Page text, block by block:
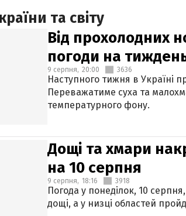
та світу
Від прохолодних
погоди на
9 серпня, 20:00 3636
Наступного тижня в Україні
Переважатиме суха та
температурного фону.
Дощі та хмари
на 10 серпня
9 серпня, 18:16 3918
Погода у понеділок, 10
дощі, а у низці областей